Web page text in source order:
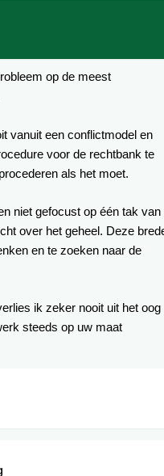
op de meest
vanuit een conflictmodel en
voor de rechtbank te
als het moet.
niet gefocust op één tak van
over het geheel. Deze
en te zoeken naar de
ik zeker nooit uit het oog
steeds op uw maat